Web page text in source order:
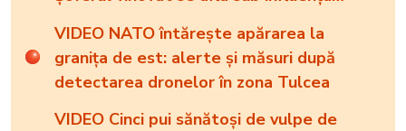
VIDEO NATO întărește apărarea la
granița de est: alerte și măsuri după
detectarea dronelor în zona Tulcea
VIDEO Cinci pui sănătoși de vulpe de